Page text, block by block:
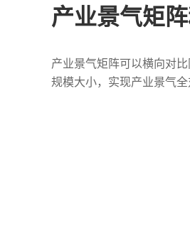
产业景气矩
产业景气矩阵可以横向对
规模大小，实现产业景气全